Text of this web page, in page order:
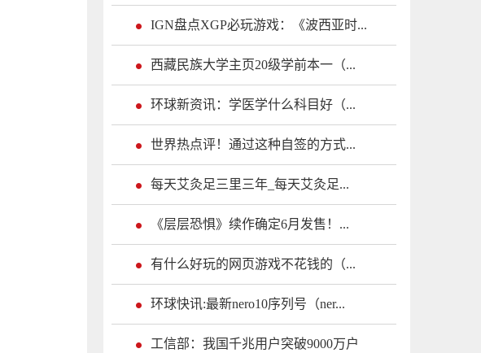
IGN盘点XGP必玩游戏：《波西亚时...
西藏民族大学主页20级学前本一（...
环球新资讯：学医学什么科目好（...
世界热点评！通过这种自签的方式...
每天艾灸足三里三年_每天艾灸足...
《层层恐惧》续作确定6月发售！...
有什么好玩的网页游戏不花钱的（...
环球快讯:最新nero10序列号（ner...
工信部：我国千兆用户突破9000万户